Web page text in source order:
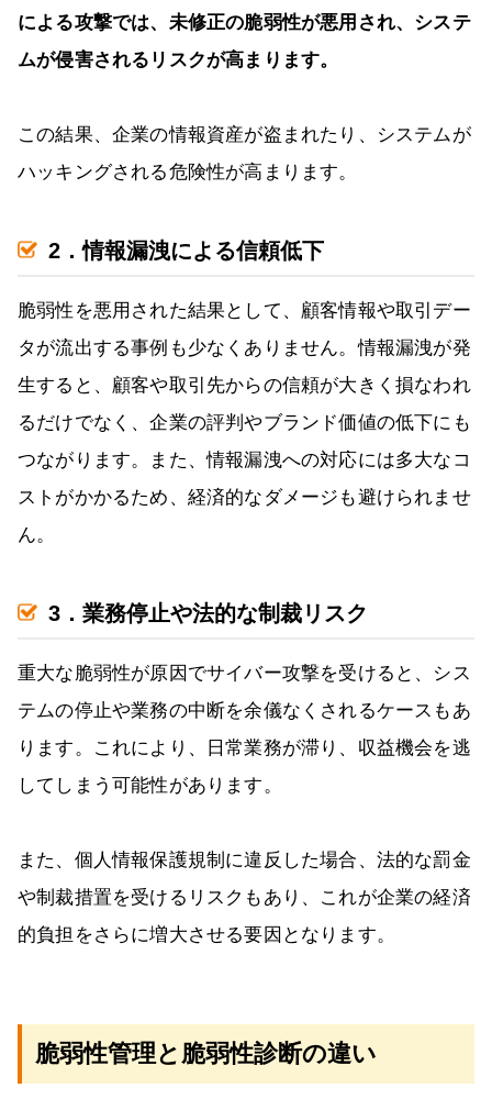
による攻撃では、未修正の脆弱性が悪用され、システ
ムが侵害されるリスクが高まります。
この結果、企業の情報資産が盗まれたり、システムが
ハッキングされる危険性が高まります。
2．情報漏洩による信頼低下
脆弱性を悪用された結果として、顧客情報や取引デー
タが流出する事例も少なくありません。情報漏洩が発
生すると、顧客や取引先からの信頼が大きく損なわれ
るだけでなく、企業の評判やブランド価値の低下にも
つながります。また、情報漏洩への対応には多大なコ
ストがかかるため、経済的なダメージも避けられませ
ん。
3．業務停止や法的な制裁リスク
重大な脆弱性が原因でサイバー攻撃を受けると、シス
テムの停止や業務の中断を余儀なくされるケースもあ
ります。これにより、日常業務が滞り、収益機会を逃
してしまう可能性があります。
また、個人情報保護規制に違反した場合、法的な罰金
や制裁措置を受けるリスクもあり、これが企業の経済
的負担をさらに増大させる要因となります。
脆弱性管理と脆弱性診断の違い